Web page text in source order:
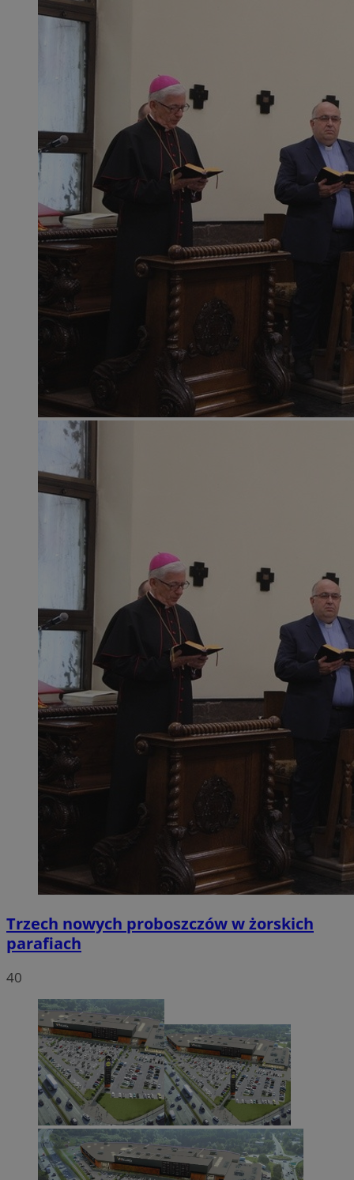
Trzech nowych proboszczów w żorskich
parafiach
40